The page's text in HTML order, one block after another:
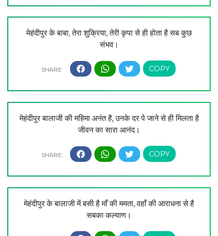
मेहंदीपुर के बाबा, तेरा शुक्रिया, तेरी कृपा से ही होता है सब कुछ
संभव।
मेहंदीपुर बालाजी की महिमा अनंत है, उनके दर पे जाने से ही मिलता है
जीवन का सारा आनंद।
मेहंदीपुर के बालाजी में बसी है माँ की ममता, वहाँ की आराधना से है
सबका कल्याण।